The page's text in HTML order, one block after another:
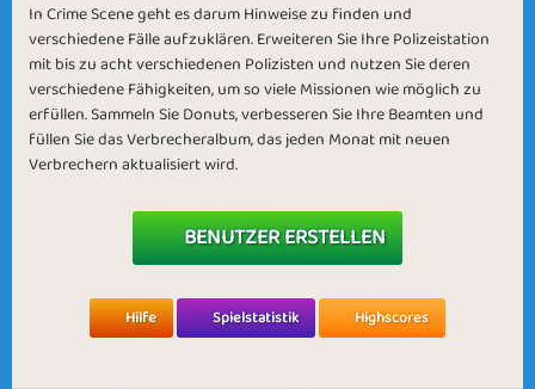
In Crime Scene geht es darum Hinweise zu finden und
verschiedene Fälle aufzuklären. Erweiteren Sie Ihre Polizeistation
mit bis zu acht verschiedenen Polizisten und nutzen Sie deren
verschiedene Fähigkeiten, um so viele Missionen wie möglich zu
erfüllen. Sammeln Sie Donuts, verbesseren Sie Ihre Beamten und
füllen Sie das Verbrecheralbum, das jeden Monat mit neuen
Verbrechern aktualisiert wird.
BENUTZER ERSTELLEN
Hilfe Spielstatistik Highscores